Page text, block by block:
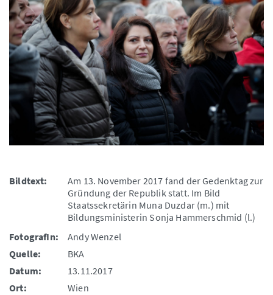
Bildtext:
Am 13. November 2017 fand der Gedenktag zur
Gründung der Republik statt. Im Bild
Staatssekretärin Muna Duzdar (m.) mit
Bildungsministerin Sonja Hammerschmid (l.)
FotografIn:
Andy Wenzel
Quelle:
BKA
Datum:
13.11.2017
Ort:
Wien